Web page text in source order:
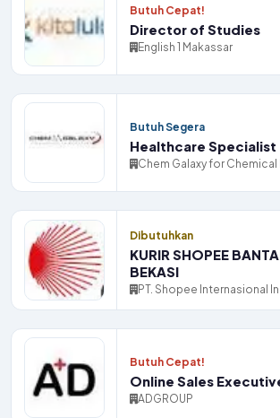
Butuh Cepat!
Director of Studies
English 1 Makassar
Butuh Segera
Healthcare Specialist
Chem Galaxy for
Dibutuhkan
KURIR SHOPEE
BEKASI
PT. Shopee Internasional
Butuh Cepat!
Online Sales
ADGROUP